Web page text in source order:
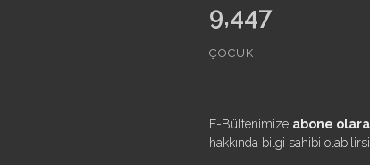
10,570
ÇOCUK
E-Bültenimize abone
hakkında bilgi sahibi